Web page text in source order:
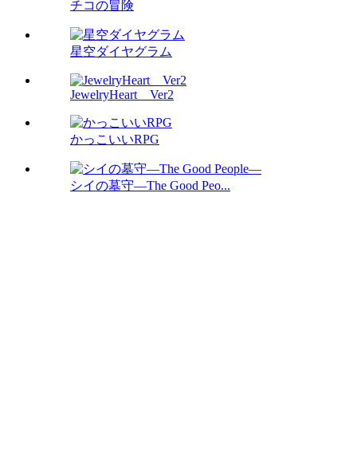
チコの冒険
星空ダイヤグラム
JewelryHeart Ver2
かっこいいRPG
シイの墓守―The Good Peo...